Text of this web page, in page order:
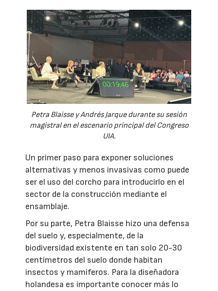
Petra Blaisse y Andrés Jarque durante su sesión
magistral en el escenario principal del Congreso
UIA.
Un primer paso para exponer soluciones
alternativas y menos invasivas como puede
ser el uso del corcho para introducirlo en el
sector de la construcción mediante el
ensamblaje.
Por su parte, Petra Blaisse hizo una defensa
del suelo y, especialmente, de la
biodiversidad existente en tan solo 20-30
centímetros del suelo donde habitan
insectos y mamíferos. Para la diseñadora
holandesa es importante conocer más lo